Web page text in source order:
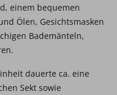
einem bequemen
Ölen, Gesichtsmasken
Bademänteln,
dauerte ca. eine
Sekt sowie